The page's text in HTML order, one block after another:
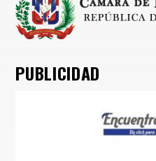
PUBLICIDAD